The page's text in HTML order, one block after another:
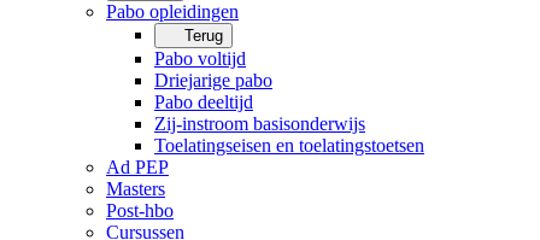
Pabo opleidingen
Terug
Pabo voltijd
Driejarige pabo
Pabo deeltijd
Zij-instroom basisonderwijs
Toelatingseisen en toelatingstoetsen
Ad PEP
Masters
Post-hbo
Cursussen